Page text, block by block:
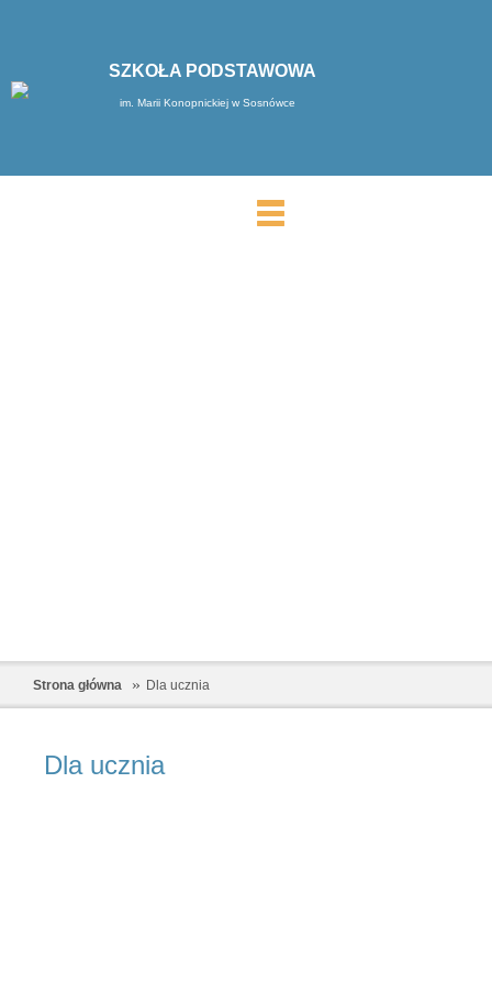
SZKOŁA PODSTAWOWA
im. Marii Konopnickiej w Sosnówce
Strona główna Dla ucznia
Dla ucznia